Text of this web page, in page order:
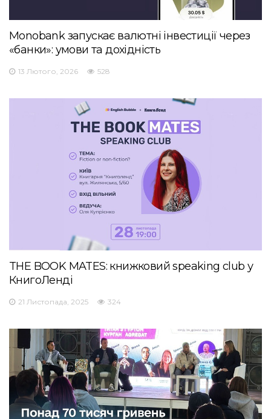
Monobank запускає валютні інвестиції через
«банки»: умови та дохідність
13 Лютого, 2026 528
THE BOOK MATES: книжковий speaking club у
КнигоЛенді
21 Листопада, 2025 324